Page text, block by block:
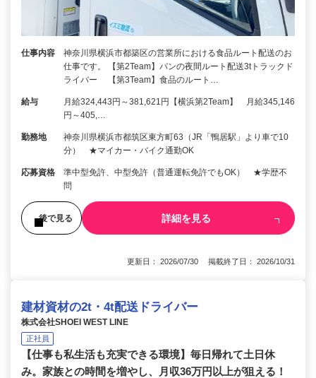
仕事内容
神奈川県横浜市都築区の営業所における食品ルート配送のお
仕事です。 【第2Team】パンの夜間ルート配送3tトラックド
ライバー 【第3Team】食品のルート…
給与
月給324,443円～381,621円【横浜第2Team】 月給345,146
円～405,…
勤務地
神奈川県横浜市都筑区東方町63（JR「鴨居駅」より車で10
分） ★マイカー・バイク通勤OK
応募資格
準中型免許、中型免許（普通運転免許でもOK） ★学歴不
問
後で見る 詳細を見る
更新日： 2026/07/30 掲載終了日： 2026/10/31
建材資材の2t・4t配送ドライバー
株式会社SHOEI WEST LINE
正社員
【仕事も私生活も充実できる環境】毎日帰れて土日休
み。家族との時間を増やし、月収36万円以上が狙える！